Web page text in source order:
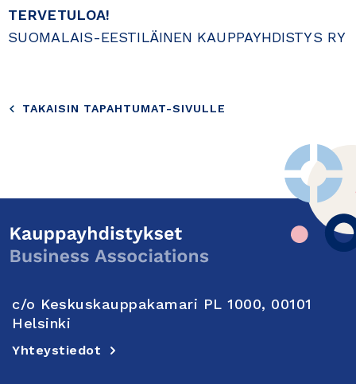
TERVETULOA!
SUOMALAIS-EESTILÄINEN KAUPPAYHDISTYS RY
TAKAISIN TAPAHTUMAT-SIVULLE
c/o Keskuskauppakamari PL 1000, 00101
Helsinki
Yhteystiedot